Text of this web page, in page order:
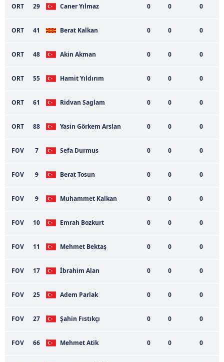
ilgili mevzuata uygun olarak kullanılan çerezlerle ilgili bilgi
ORT 29 Caner Yılmaz 0 0 0
ORT 41 Berat Kalkan 0 0 0
ORT 48 Akin Akman 0 0 0
ORT 55 Hamit Yıldırım 0 0 0
ORT 61 Ridvan Saglam 0 0 0
ORT 88 Yasin Görkem Arslan 0 0 0
FOV 7 Sefa Durmus 0 0 0
FOV 9 Berat Tosun 0 0 0
FOV 9 Muhammet Kalkan 0 0 0
FOV 10 Emrah Bozkurt 0 0 0
FOV 11 Mehmet Bektaş 0 0 0
FOV 17 İbrahim Alan 0 0 0
FOV 25 Adem Parlak 0 0 0
FOV 27 Şahin Fıstıkçı 0 0 0
FOV 66 Mehmet Atik 0 0 0